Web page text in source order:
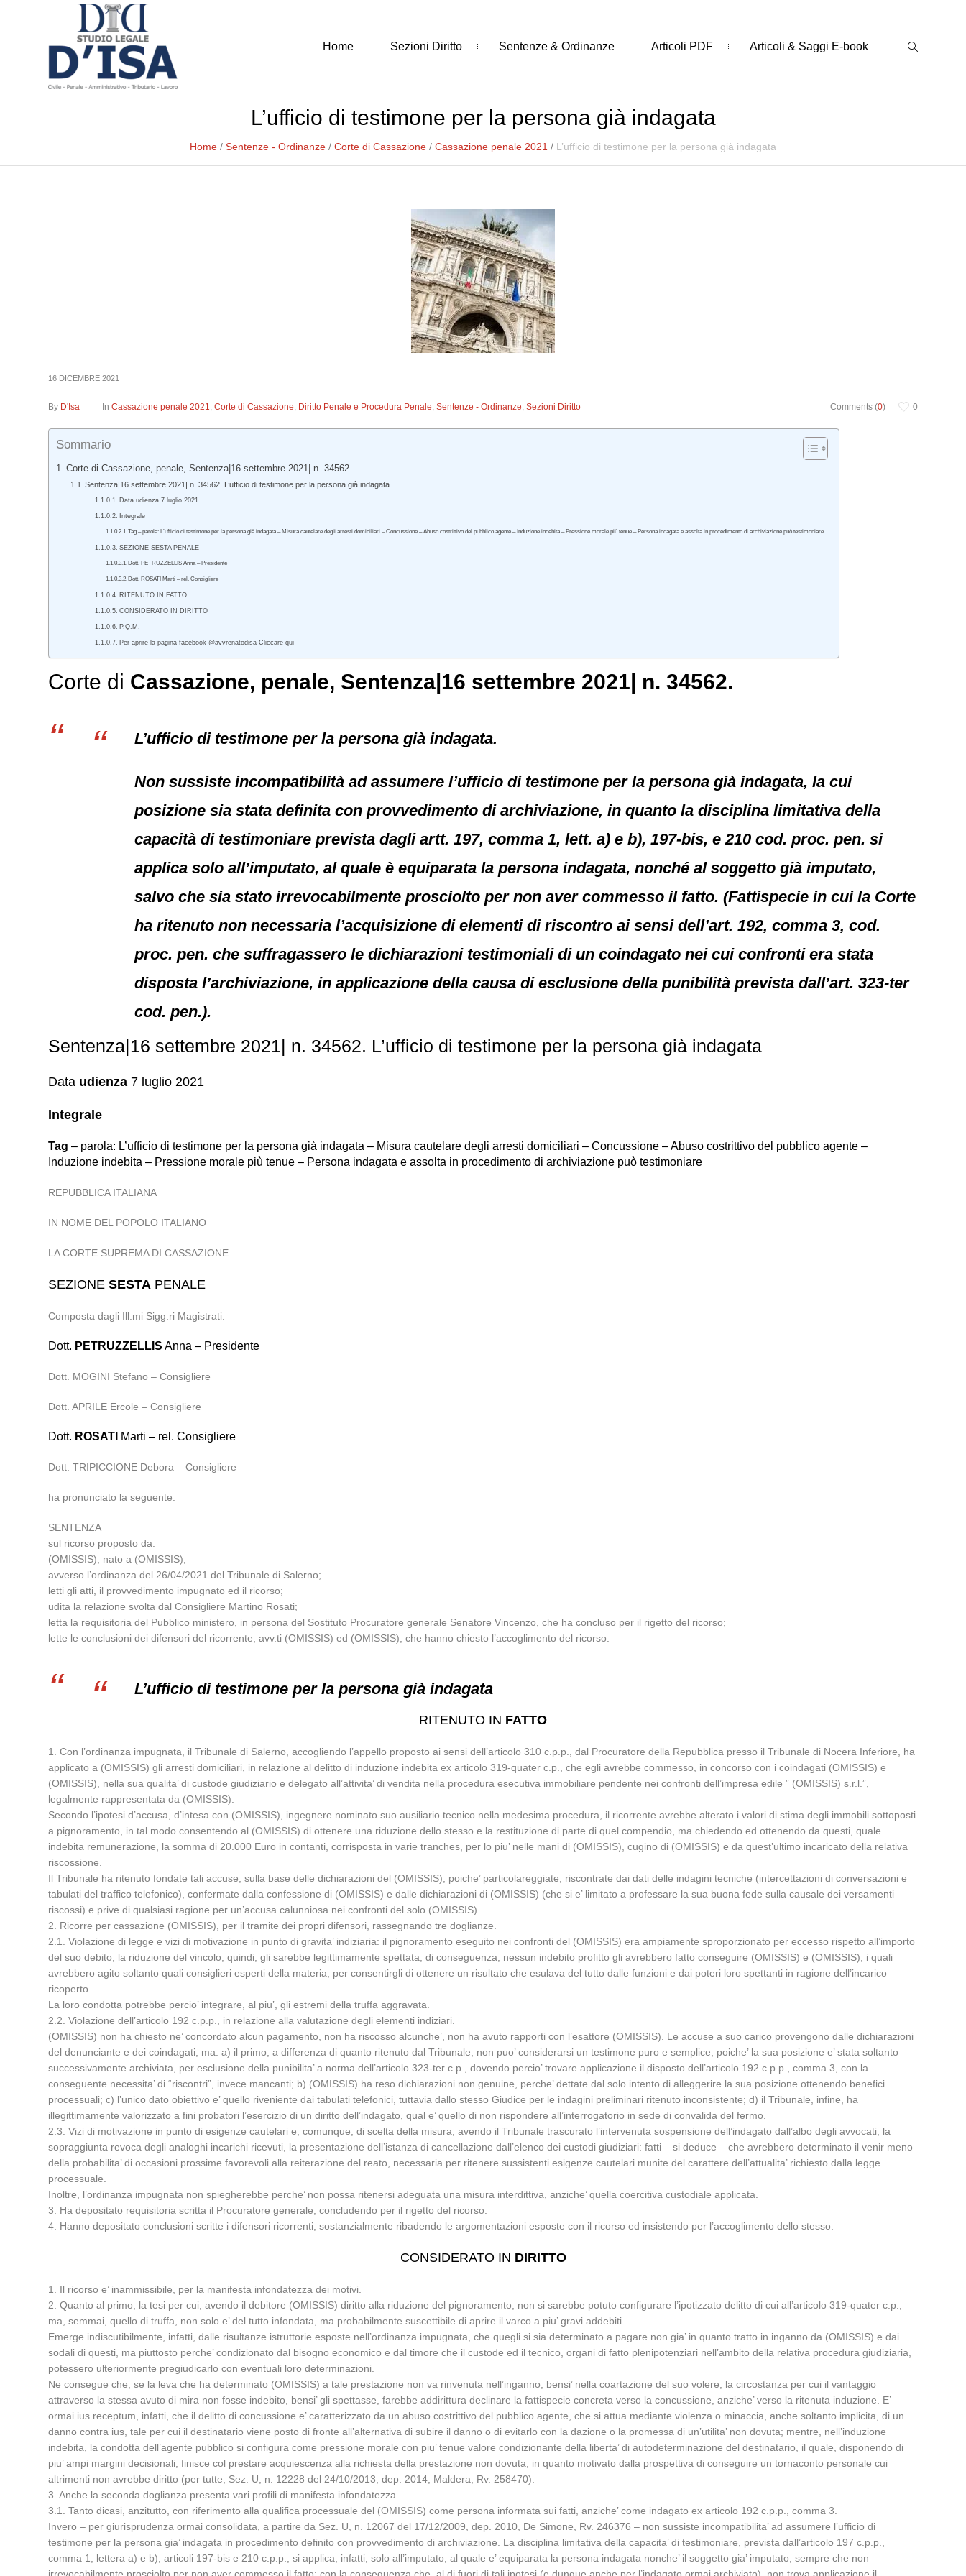
Home Sezioni Diritto Sentenze & Ordinanze Articoli PDF Articoli & Saggi E-book
L’ufficio di testimone per la persona già indagata
Home / Sentenze - Ordinanze / Corte di Cassazione / Cassazione penale 2021 / L’ufficio di testimone per la persona già indagata
16 DICEMBRE 2021
Comments (0) 0
By D'Isa InCassazione penale 2021,Corte di Cassazione, Diritto Penale e Procedura Penale,Sentenze - Ordinanze,Sezioni Diritto
Sommario
Corte di Cassazione, penale, Sentenza|16 settembre 2021| n. 34562.
Sentenza|16 settembre 2021| n. 34562. L’ufficio di testimone per la persona già indagata
Data udienza 7 luglio 2021
Integrale
Tag – parola: L’ufficio di testimone per la persona già indagata – Misura cautelare degli arresti domiciliari – Concussione – Abuso costrittivo del pubblico agente – Induzione indebita – Pressione morale più tenue – Persona indagata e assolta in procedimento di archiviazione può testimoniare
SEZIONE SESTA PENALE
Dott. PETRUZZELLIS Anna – Presidente
Dott. ROSATI Marti – rel. Consigliere
RITENUTO IN FATTO
CONSIDERATO IN DIRITTO
P.Q.M.
Per aprire la pagina facebook @avvrenatodisa Cliccare qui
Corte di Cassazione, penale, Sentenza|16 settembre 2021| n. 34562.
L’ufficio di testimone per la persona già indagata.
Non sussiste incompatibilità ad assumere l’ufficio di testimone per la persona già indagata, la cui
posizione sia stata definita con provvedimento di archiviazione, in quanto la disciplina limitativa della
capacità di testimoniare prevista dagli artt. 197, comma 1, lett. a) e b), 197-bis, e 210 cod. proc. pen. si
applica solo all’imputato, al quale è equiparata la persona indagata, nonché al soggetto già imputato,
salvo che sia stato irrevocabilmente prosciolto per non aver commesso il fatto. (Fattispecie in cui la Corte
ha ritenuto non necessaria l’acquisizione di elementi di riscontro ai sensi dell’art. 192, comma 3, cod.
proc. pen. che suffragassero le dichiarazioni testimoniali di un coindagato nei cui confronti era stata
disposta l’archiviazione, in applicazione della causa di esclusione della punibilità prevista dall’art. 323-ter
cod. pen.).
Sentenza|16 settembre 2021| n. 34562. L’ufficio di testimone per la persona già indagata
Data udienza 7 luglio 2021
Integrale
Tag – parola: L’ufficio di testimone per la persona già indagata – Misura cautelare degli arresti domiciliari – Concussione – Abuso costrittivo del pubblico agente –
Induzione indebita – Pressione morale più tenue – Persona indagata e assolta in procedimento di archiviazione può testimoniare
REPUBBLICA ITALIANA
IN NOME DEL POPOLO ITALIANO
LA CORTE SUPREMA DI CASSAZIONE
SEZIONESESTA PENALE
Composta dagli Ill.mi Sigg.ri Magistrati:
Dott. PETRUZZELLIS Anna – Presidente
Dott. MOGINI Stefano – Consigliere
Dott. APRILE Ercole – Consigliere
Dott. ROSATI Marti – rel. Consigliere
Dott. TRIPICCIONE Debora – Consigliere
ha pronunciato la seguente:
SENTENZA
sul ricorso proposto da:
(OMISSIS), nato a (OMISSIS);
avverso l’ordinanza del 26/04/2021 del Tribunale di Salerno;
letti gli atti, il provvedimento impugnato ed il ricorso;
udita la relazione svolta dal Consigliere Martino Rosati;
letta la requisitoria del Pubblico ministero, in persona del Sostituto Procuratore generale Senatore Vincenzo, che ha concluso per il rigetto del ricorso;
lette le conclusioni dei difensori del ricorrente, avv.ti (OMISSIS) ed (OMISSIS), che hanno chiesto l’accoglimento del ricorso.
L’ufficio di testimone per la persona già indagata
RITENUTO IN FATTO
1. Con l’ordinanza impugnata, il Tribunale di Salerno, accogliendo l’appello proposto ai sensi dell’articolo 310 c.p.p., dal Procuratore della Repubblica presso il Tribunale di Nocera Inferiore, ha
applicato a (OMISSIS) gli arresti domiciliari, in relazione al delitto di induzione indebita ex articolo 319-quater c.p., che egli avrebbe commesso, in concorso con i coindagati (OMISSIS) e
(OMISSIS), nella sua qualita’ di custode giudiziario e delegato all’attivita’ di vendita nella procedura esecutiva immobiliare pendente nei confronti dell’impresa edile ” (OMISSIS) s.r.l.”,
legalmente rappresentata da (OMISSIS).
Secondo l’ipotesi d’accusa, d’intesa con (OMISSIS), ingegnere nominato suo ausiliario tecnico nella medesima procedura, il ricorrente avrebbe alterato i valori di stima degli immobili sottoposti
a pignoramento, in tal modo consentendo al (OMISSIS) di ottenere una riduzione dello stesso e la restituzione di parte di quel compendio, ma chiedendo ed ottenendo da questi, quale
indebita remunerazione, la somma di 20.000 Euro in contanti, corrisposta in varie tranches, per lo piu’ nelle mani di (OMISSIS), cugino di (OMISSIS) e da quest’ultimo incaricato della relativa
riscossione.
Il Tribunale ha ritenuto fondate tali accuse, sulla base delle dichiarazioni del (OMISSIS), poiche’ particolareggiate, riscontrate dai dati delle indagini tecniche (intercettazioni di conversazioni e
tabulati del traffico telefonico), confermate dalla confessione di (OMISSIS) e dalle dichiarazioni di (OMISSIS) (che si e’ limitato a professare la sua buona fede sulla causale dei versamenti
riscossi) e prive di qualsiasi ragione per un’accusa calunniosa nei confronti del solo (OMISSIS).
2. Ricorre per cassazione (OMISSIS), per il tramite dei propri difensori, rassegnando tre doglianze.
2.1. Violazione di legge e vizi di motivazione in punto di gravita’ indiziaria: il pignoramento eseguito nei confronti del (OMISSIS) era ampiamente sproporzionato per eccesso rispetto all’importo
del suo debito; la riduzione del vincolo, quindi, gli sarebbe legittimamente spettata; di conseguenza, nessun indebito profitto gli avrebbero fatto conseguire (OMISSIS) e (OMISSIS), i quali
avrebbero agito soltanto quali consiglieri esperti della materia, per consentirgli di ottenere un risultato che esulava del tutto dalle funzioni e dai poteri loro spettanti in ragione dell’incarico
ricoperto.
La loro condotta potrebbe percio’ integrare, al piu’, gli estremi della truffa aggravata.
2.2. Violazione dell’articolo 192 c.p.p., in relazione alla valutazione degli elementi indiziari.
(OMISSIS) non ha chiesto ne’ concordato alcun pagamento, non ha riscosso alcunche’, non ha avuto rapporti con l’esattore (OMISSIS). Le accuse a suo carico provengono dalle dichiarazioni
del denunciante e dei coindagati, ma: a) il primo, a differenza di quanto ritenuto dal Tribunale, non puo’ considerarsi un testimone puro e semplice, poiche’ la sua posizione e’ stata soltanto
successivamente archiviata, per esclusione della punibilita’ a norma dell’articolo 323-ter c.p., dovendo percio’ trovare applicazione il disposto dell’articolo 192 c.p.p., comma 3, con la
conseguente necessita’ di “riscontri”, invece mancanti; b) (OMISSIS) ha reso dichiarazioni non genuine, perche’ dettate dal solo intento di alleggerire la sua posizione ottenendo benefici
processuali; c) l’unico dato obiettivo e’ quello riveniente dai tabulati telefonici, tuttavia dallo stesso Giudice per le indagini preliminari ritenuto inconsistente; d) il Tribunale, infine, ha
illegittimamente valorizzato a fini probatori l’esercizio di un diritto dell’indagato, qual e’ quello di non rispondere all’interrogatorio in sede di convalida del fermo.
2.3. Vizi di motivazione in punto di esigenze cautelari e, comunque, di scelta della misura, avendo il Tribunale trascurato l’intervenuta sospensione dell’indagato dall’albo degli avvocati, la
sopraggiunta revoca degli analoghi incarichi ricevuti, la presentazione dell’istanza di cancellazione dall’elenco dei custodi giudiziari: fatti – si deduce – che avrebbero determinato il venir meno
della probabilita’ di occasioni prossime favorevoli alla reiterazione del reato, necessaria per ritenere sussistenti esigenze cautelari munite del carattere dell’attualita’ richiesto dalla legge
processuale.
Inoltre, l’ordinanza impugnata non spiegherebbe perche’ non possa ritenersi adeguata una misura interdittiva, anziche’ quella coercitiva custodiale applicata.
3. Ha depositato requisitoria scritta il Procuratore generale, concludendo per il rigetto del ricorso.
4. Hanno depositato conclusioni scritte i difensori ricorrenti, sostanzialmente ribadendo le argomentazioni esposte con il ricorso ed insistendo per l’accoglimento dello stesso.
CONSIDERATO IN DIRITTO
1. Il ricorso e’ inammissibile, per la manifesta infondatezza dei motivi.
2. Quanto al primo, la tesi per cui, avendo il debitore (OMISSIS) diritto alla riduzione del pignoramento, non si sarebbe potuto configurare l’ipotizzato delitto di cui all’articolo 319-quater c.p.,
ma, semmai, quello di truffa, non solo e’ del tutto infondata, ma probabilmente suscettibile di aprire il varco a piu’ gravi addebiti.
Emerge indiscutibilmente, infatti, dalle risultanze istruttorie esposte nell’ordinanza impugnata, che quegli si sia determinato a pagare non gia’ in quanto tratto in inganno da (OMISSIS) e dai
sodali di questi, ma piuttosto perche’ condizionato dal bisogno economico e dal timore che il custode ed il tecnico, organi di fatto plenipotenziari nell’ambito della relativa procedura giudiziaria,
potessero ulteriormente pregiudicarlo con eventuali loro determinazioni.
Ne consegue che, se la leva che ha determinato (OMISSIS) a tale prestazione non va rinvenuta nell’inganno, bensi’ nella coartazione del suo volere, la circostanza per cui il vantaggio
attraverso la stessa avuto di mira non fosse indebito, bensi’ gli spettasse, farebbe addirittura declinare la fattispecie concreta verso la concussione, anziche’ verso la ritenuta induzione. E’
ormai ius receptum, infatti, che il delitto di concussione e’ caratterizzato da un abuso costrittivo del pubblico agente, che si attua mediante violenza o minaccia, anche soltanto implicita, di un
danno contra ius, tale per cui il destinatario viene posto di fronte all’alternativa di subire il danno o di evitarlo con la dazione o la promessa di un’utilita’ non dovuta; mentre, nell’induzione
indebita, la condotta dell’agente pubblico si configura come pressione morale con piu’ tenue valore condizionante della liberta’ di autodeterminazione del destinatario, il quale, disponendo di
piu’ ampi margini decisionali, finisce col prestare acquiescenza alla richiesta della prestazione non dovuta, in quanto motivato dalla prospettiva di conseguire un tornaconto personale cui
altrimenti non avrebbe diritto (per tutte, Sez. U, n. 12228 del 24/10/2013, dep. 2014, Maldera, Rv. 258470).
3. Anche la seconda doglianza presenta vari profili di manifesta infondatezza.
3.1. Tanto dicasi, anzitutto, con riferimento alla qualifica processuale del (OMISSIS) come persona informata sui fatti, anziche’ come indagato ex articolo 192 c.p.p., comma 3.
Invero – per giurisprudenza ormai consolidata, a partire da Sez. U, n. 12067 del 17/12/2009, dep. 2010, De Simone, Rv. 246376 – non sussiste incompatibilita’ ad assumere l’ufficio di
testimone per la persona gia’ indagata in procedimento definito con provvedimento di archiviazione. La disciplina limitativa della capacita’ di testimoniare, prevista dall’articolo 197 c.p.p.,
comma 1, lettera a) e b), articoli 197-bis e 210 c.p.p., si applica, infatti, solo all’imputato, al quale e’ equiparata la persona indagata nonche’ il soggetto gia’ imputato, sempre che non